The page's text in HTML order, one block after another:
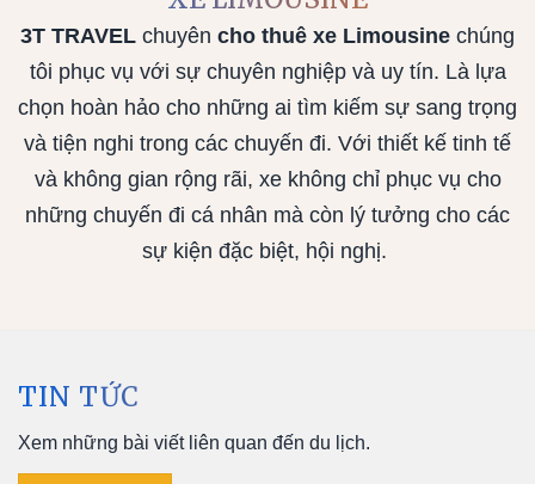
3T TRAVEL chuyên cho thuê xe Limousine chúng
tôi phục vụ với sự chuyên nghiệp và uy tín. Là lựa
chọn hoàn hảo cho những ai tìm kiếm sự sang trọng
và tiện nghi trong các chuyến đi. Với thiết kế tinh tế
và không gian rộng rãi, xe không chỉ phục vụ cho
những chuyến đi cá nhân mà còn lý tưởng cho các
sự kiện đặc biệt, hội nghị.
TIN TỨC
Xem những bài viết liên quan đến du lịch.